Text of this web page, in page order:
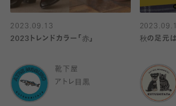
2023.09.13
2023トレンドカラー「赤」
靴下屋
アトレ目黒
秋の足元は